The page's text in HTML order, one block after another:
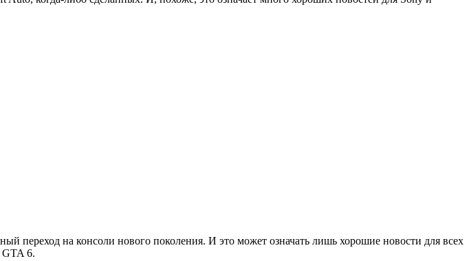
переход на консоли нового поколения. И это может означать лишь хорошие новости для всех
6.